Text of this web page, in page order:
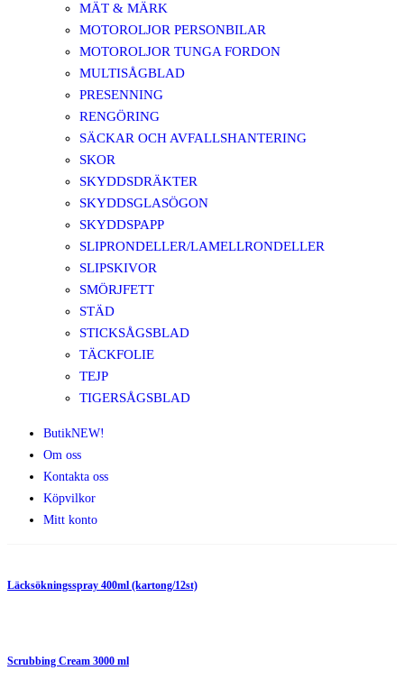
MÄT & MÄRK
MOTOROLJOR PERSONBILAR
MOTOROLJOR TUNGA FORDON
MULTISÅGBLAD
PRESENNING
RENGÖRING
SÄCKAR OCH AVFALLSHANTERING
SKOR
SKYDDSDRÄKTER
SKYDDSGLASÖGON
SKYDDSPAPP
SLIPRONDELLER/LAMELLRONDELLER
SLIPSKIVOR
SMÖRJFETT
STÄD
STICKSÅGSBLAD
TÄCKFOLIE
TEJP
TIGERSÅGSBLAD
ButikNEW!
Om oss
Kontakta oss
Köpvilkor
Mitt konto
Läcksökningsspray 400ml (kartong/12st)
Scrubbing Cream 3000 ml